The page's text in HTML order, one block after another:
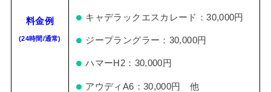
料金例
(24時間/通常)
キャデラックエスカレード：30,000円
ジープラングラー：30,000円
ハマーH2：30,000円
アウディA6：30,000円 他